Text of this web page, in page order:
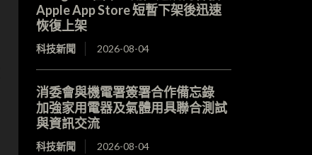
Apple App Store 短暫下架後迅速
恢復上架
科技新聞 2026-08-04
消委會與機電署簽署合作備忘錄
加強家用電器及氣體用具聯合測試
與資訊交流
科技新聞 2026-08-04